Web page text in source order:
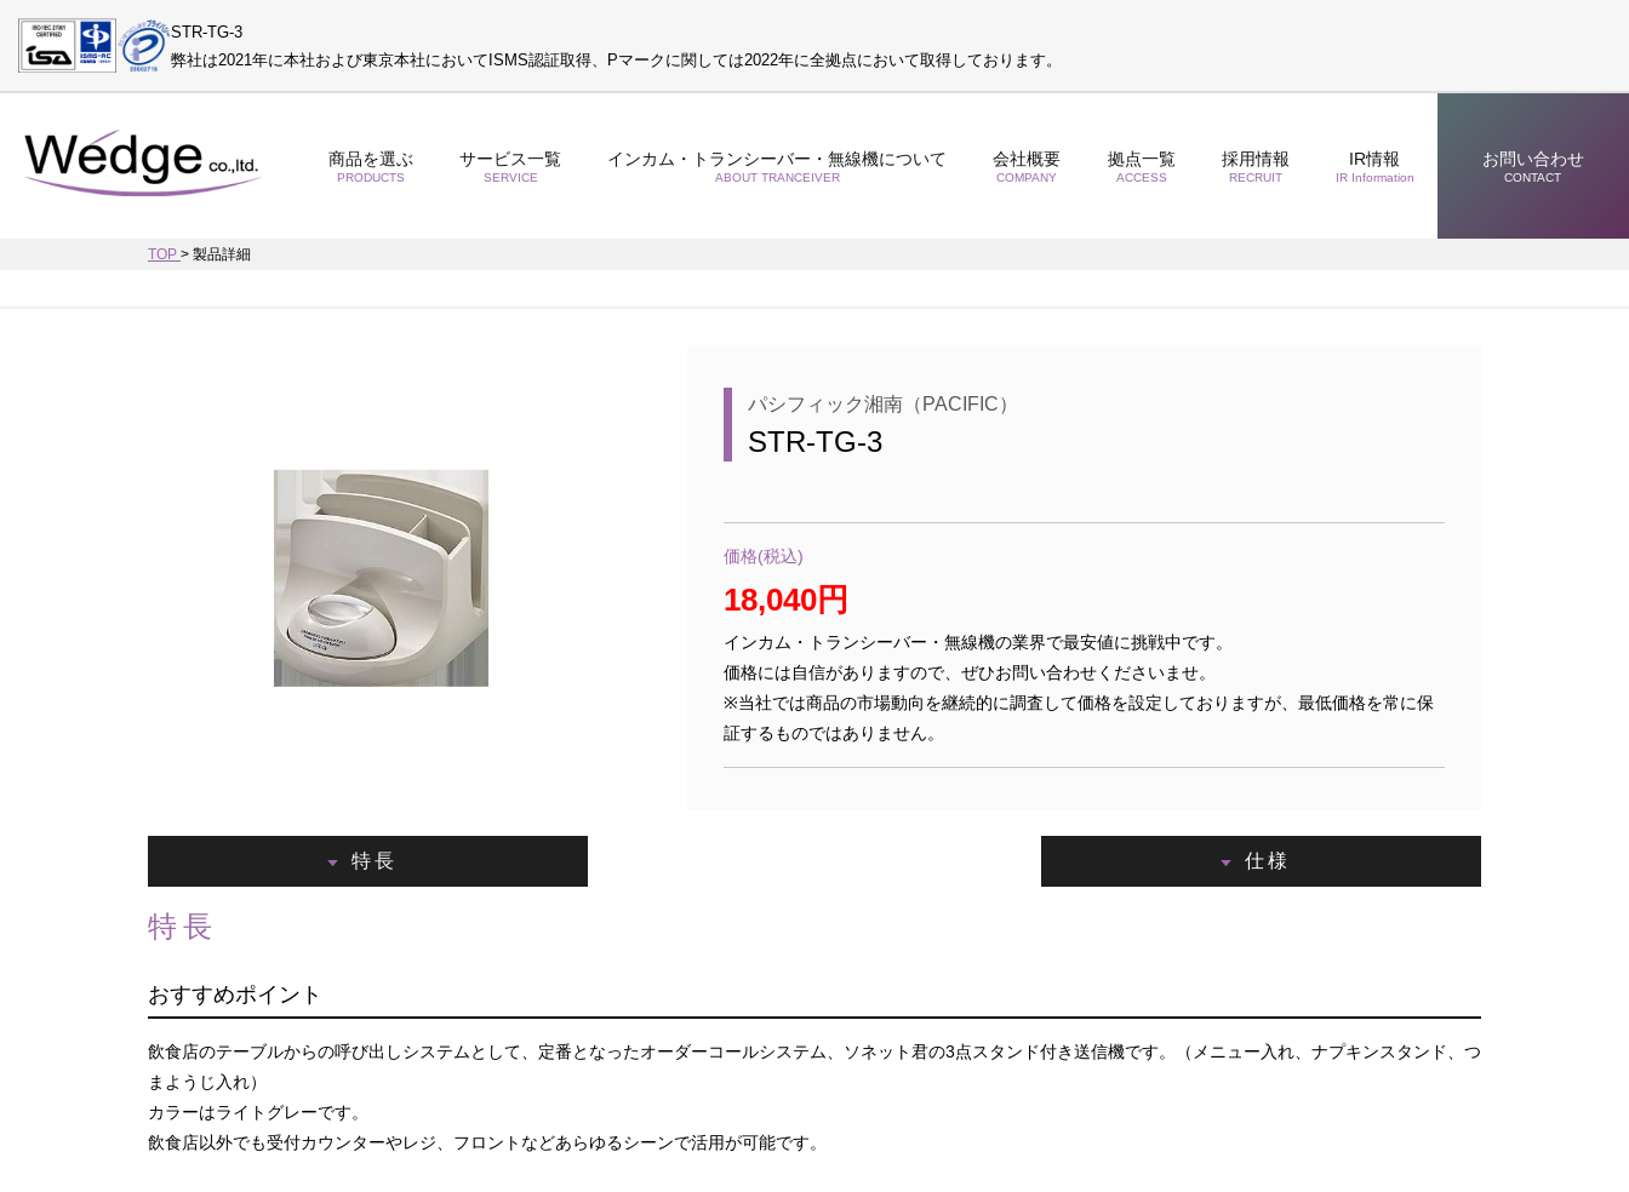
STR-TG-3
弊社は2021年に本社および東京本社においてISMS認証取得、Pマークに関しては2022年に全拠点において取得しております。
商品を選ぶ
PRODUCTS
サービス一覧
SERVICE
インカム・トランシーバー・無線機について
ABOUT TRANCEIVER
会社概要
COMPANY
拠点一覧
ACCESS
採用情報
RECRUIT
IR情報
IR Information
お問い合わせ
CONTACT
TOP > 製品詳細
パシフィック湘南（PACIFIC）
STR-TG-3
価格(税込)
18,040円
インカム・トランシーバー・無線機の業界で最安値に挑戦中です。
価格には自信がありますので、ぜひお問い合わせくださいませ。
※当社では商品の市場動向を継続的に調査して価格を設定しておりますが、最低価格を常に保
証するものではありません。
特長 仕様
特長
おすすめポイント
飲食店のテーブルからの呼び出しシステムとして、定番となったオーダーコールシステム、ソネット君の3点スタンド付き送信機です。（メニュー入れ、ナプキンスタンド、つ
まようじ入れ）
カラーはライトグレーです。
飲食店以外でも受付カウンターやレジ、フロントなどあらゆるシーンで活用が可能です。